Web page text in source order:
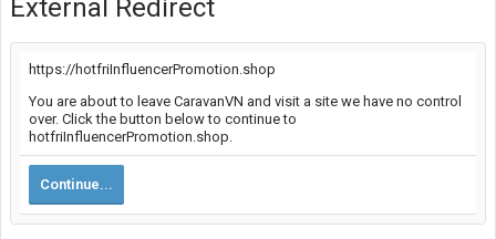
External Redirect
https://hotfriInfluencerPromotion.shop
You are about to leave CaravanVN and visit a site we have no control
over. Click the button below to continue to
hotfriInfluencerPromotion.shop.
Continue...